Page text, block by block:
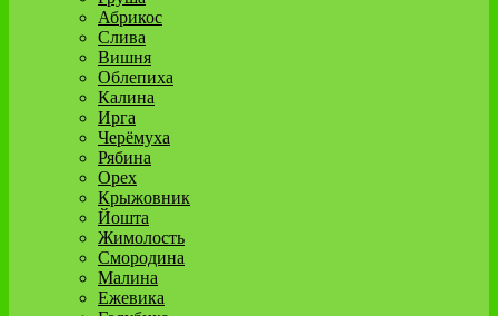
меню
Абрикос
Слива
Вишня
Облепиха
Калина
Ирга
Черёмуха
Рябина
Орех
Крыжовник
Йошта
Жимолость
Смородина
Малина
Ежевика